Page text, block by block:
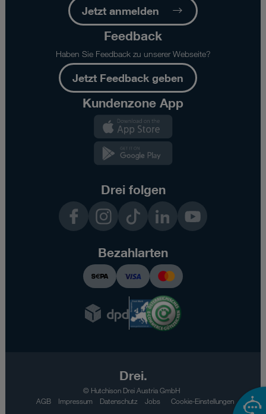
Jetzt anmelden
Feedback
Haben Sie Feedback zu unserer Webseite?
Jetzt Feedback geben
Kundenzone App
Drei folgen
InstagramTikTok LinkedIn YouTube
Bezahlarten
Drei.
© Hutchison Drei Austria GmbH
AGB
Impressum Datenschutz Jobs Cookie-Einstellungen